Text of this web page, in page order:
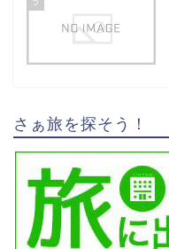
さぁ旅を探そう！